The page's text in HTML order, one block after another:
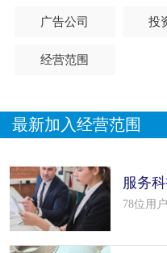
广告公司 投
经营范围
最新加入经营范围
服务
么填
78位用